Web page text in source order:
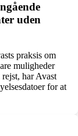
uden
praksis om
muligheder
har Avast
for at